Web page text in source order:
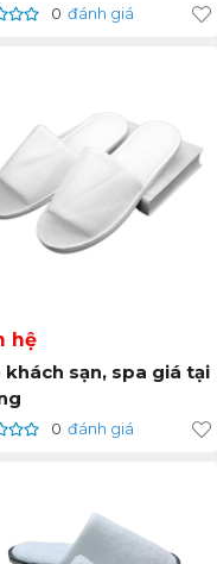
0 đánh giá
hệ
khách sạn, spa giá tại
0 đánh giá